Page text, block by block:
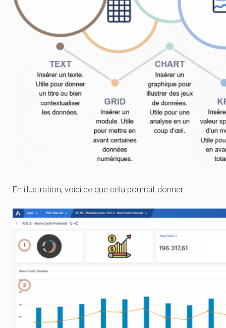
En illustration, voici ce que cela pourrait donner :